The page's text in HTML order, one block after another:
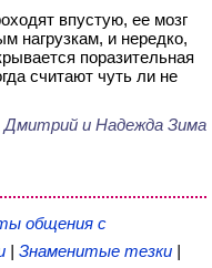
впустую, ее мозг
нагрузкам, и нередко,
поразительная
считают чуть ли не
Дмитрий и Надежда Зима
общения с
| Знаменитые тезки |